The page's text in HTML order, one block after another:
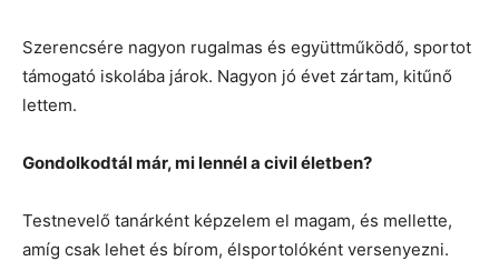
Szerencsére nagyon rugalmas és együttműködő, sportot
támogató iskolába járok. Nagyon jó évet zártam, kitűnő
lettem.
Gondolkodtál már, mi lennél a civil életben?
Testnevelő tanárként képzelem el magam, és mellette,
amíg csak lehet és bírom, élsportolóként versenyezni.